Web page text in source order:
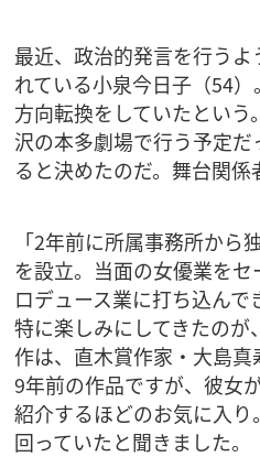
最近、政治的発言を行う
れている小泉今日子（54
方向転換をしていたとい
沢の本多劇場で行う予定
ると決めたのだ。舞台関係
「2年前に所属事務所から
を設立。当面の女優業を
ロデュース業に打ち込ん
特に楽しみにしてきたの
作は、直木賞作家・大島真
9年前の作品ですが、彼女
紹介するほどのお気に入
回っていたと聞きました。